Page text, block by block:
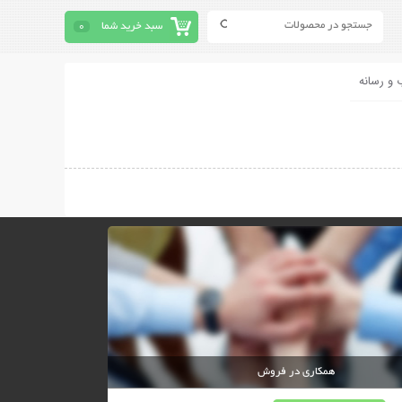
سبد خرید شما 0
و رسانه
همکاری در فروش